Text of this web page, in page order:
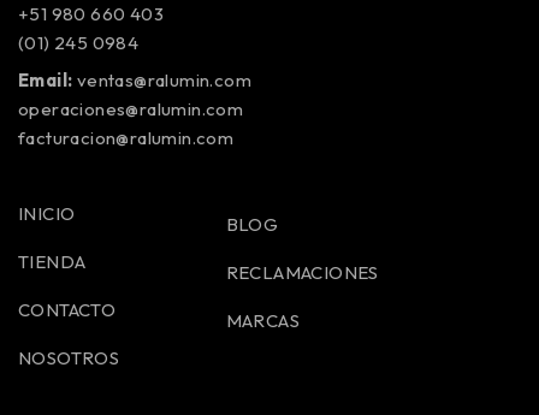
+51 980 660 403
(01) 245 0984
Email: ventas@ralumin.com
operaciones@ralumin.com
facturacion@ralumin.com
INICIO
TIENDA
CONTACTO
NOSOTROS
BLOG
RECLAMACIONES
MARCAS